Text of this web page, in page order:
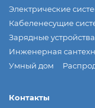
Электрические
Кабеленесущие
Зарядные
Инженерная
Умный дом
Контакты